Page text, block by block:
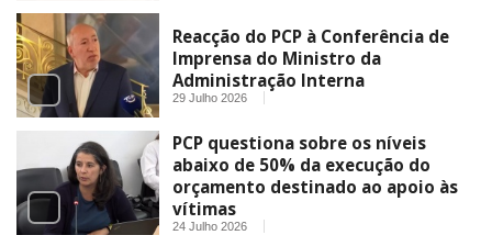
Reacção do PCP à Conferência de
Imprensa do Ministro da
Administração Interna
29 Julho 2026
PCP questiona sobre os níveis
abaixo de 50% da execução do
orçamento destinado ao apoio às
vítimas
24 Julho 2026